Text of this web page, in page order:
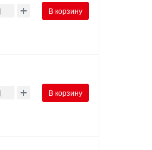
В корзину
В корзину